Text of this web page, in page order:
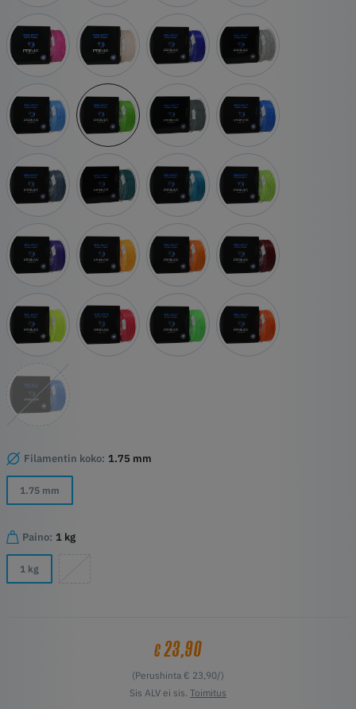
Filamentin koko: 1.75 mm
1.75 mm
Paino: 1 kg
1 kg
€23,90
(Perushinta € 23,90/)
Sis ALV ei sis. Toimitus